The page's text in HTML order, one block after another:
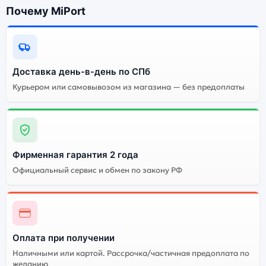
аккумулятор
цветов и моделей
Стоимость смартфона
8Gb/128Gb Misty Green
Существует китайская и глобальная версия
смартфона OnePlus Nord 3 5G 8Gb/128Gb Misty Green
версию — она полностью адаптирована и
поддерживает все сервисы. Китайская версия может
стоить дешевле, но корректная работа сервисов не
гарантируется.
Почему MiPort
Доставка день-в-день по СПб
Курьером или самовывозом из магазина — без предоплаты
Фирменная гарантия 2 года
Официальный сервис и обмен по закону РФ
Оплата при получении
Наличными или картой. Рассрочка/частичная предоплата по
желанию